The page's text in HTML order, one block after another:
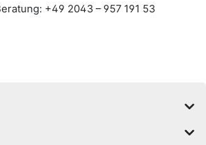
+49 2043 – 957 191 53